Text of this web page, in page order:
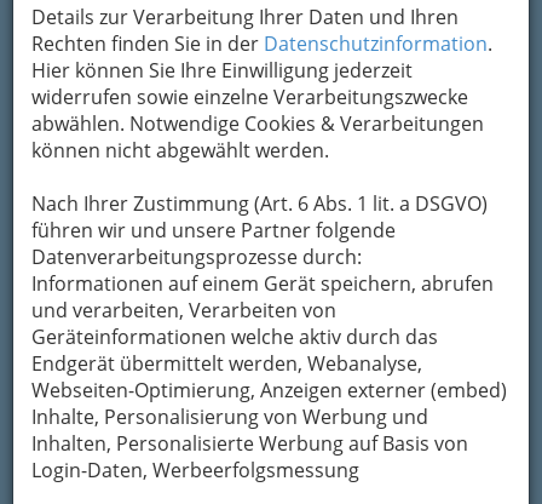
Details zur Verarbeitung Ihrer Daten und Ihren
Rechten finden Sie in der Datenschutzinformation.
Hier können Sie Ihre Einwilligung jederzeit
widerrufen sowie einzelne Verarbeitungszwecke
abwählen. Notwendige Cookies & Verarbeitungen
können nicht abgewählt werden.
Nach Ihrer Zustimmung (Art. 6 Abs. 1 lit. a DSGVO)
führen wir und unsere Partner folgende
Datenverarbeitungsprozesse durch:
Informationen auf einem Gerät speichern, abrufen
und verarbeiten, Verarbeiten von
Geräteinformationen welche aktiv durch das
Endgerät übermittelt werden, Webanalyse,
Webseiten-Optimierung, Anzeigen externer (embed)
Inhalte, Personalisierung von Werbung und
Inhalten, Personalisierte Werbung auf Basis von
Login-Daten, Werbeerfolgsmessung
Um die Info-Graz Firmenvor Spam-Mails zu
bewahren, verwenden wir an dieser Stelle zur
Übermittlung Ihrer Nachricht ein sicheres
Formular. Ihre Nachricht wird nach dem
Absenden umgehend per Mail an das
Unternehmen Franz Peier´s Koch-Art
Mein Name
Meine Email Adresse
Mein Betreff
Meine Nachricht